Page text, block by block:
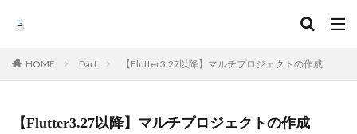
HOME Dart 【Flutter3.27以降】マルチプロジェクトの作成
【Flutter3.27以降】マルチプロジェクトの作成